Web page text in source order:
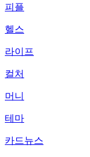
피플
헬스
라이프
컬처
머니
테마
카드뉴스